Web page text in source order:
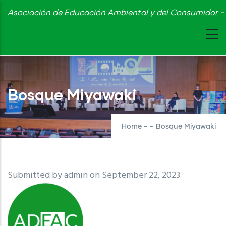
Skip
content
Asociación de Educación Ambiental y del Consumidor
Bosque Miyawaki
Home - - Bosque Miyawaki
Submitted byadminon September 22, 2023